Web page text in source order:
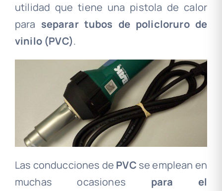
utilidad que tiene una pistola de calor
para separar tubos de policloruro de
vinilo (PVC).
Las conducciones de PVC se emplean en
muchas ocasiones para el